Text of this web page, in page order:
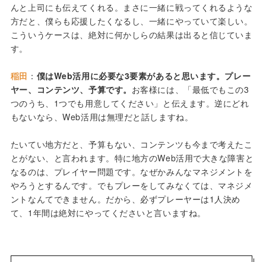
んと上司にも伝えてくれる。まさに一緒に戦ってくれるような
方だと、僕らも応援したくなるし、一緒にやっていて楽しい。
こういうケースは、絶対に何かしらの結果は出ると信じていま
す。
稲田 ： 僕はWeb活用に必要な3要素があると思います。プレー
ヤー、コンテンツ、予算です。 お客様には、「最低でもこの3
つのうち、1つでも用意してください」と伝えます。逆にどれ
もないなら、Web活用は無理だと話しますね。
たいてい地方だと、予算もない、コンテンツも今まで考えたこ
とがない、と言われます。特に地方のWeb活用で大きな障害と
なるのは、プレイヤー問題です。なぜかみんなマネジメントを
やろうとするんです。でもプレーをしてみなくては、マネジメ
ントなんてできません。だから、必ずプレーヤーは1人決め
て、1年間は絶対にやってくださいと言いますね。